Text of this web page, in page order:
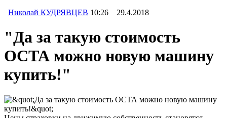
Николай КУДРЯВЦЕВ 10:26 29.4.2018
"Да за такую стоимость
ОСТА можно новую машину
купить!"